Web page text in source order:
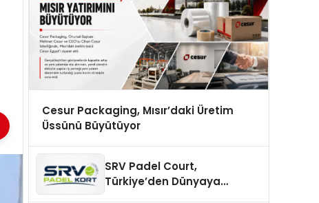
Cesur Packaging, Mısır’daki Üretim
Üssünü Büyütüyor
SRV Padel Court,
Türkiye’den Dünyaya